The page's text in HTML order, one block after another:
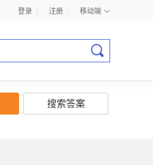
登录 注册 移动端
搜索答案